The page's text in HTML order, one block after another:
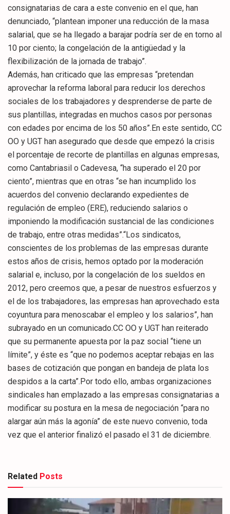
consignatarias de cara a este convenio en el que, han
denunciado, “plantean imponer una reducción de la masa
salarial, que se ha llegado a barajar podría ser de en torno al
10 por ciento; la congelación de la antigüedad y la
flexibilización de la jornada de trabajo”.
Además, han criticado que las empresas “pretendan
aprovechar la reforma laboral para reducir los derechos
sociales de los trabajadores y desprenderse de parte de
sus plantillas, integradas en muchos casos por personas
con edades por encima de los 50 años”.En este sentido, CC
OO y UGT han asegurado que desde que empezó la crisis
el porcentaje de recorte de plantillas en algunas empresas,
como Cantabriasil o Cadevesa, “ha superado el 20 por
ciento”, mientras que en otras “se han incumplido los
acuerdos del convenio declarando expedientes de
regulación de empleo (ERE), reduciendo salarios o
imponiendo la modificación sustancial de las condiciones
de trabajo, entre otras medidas”.“Los sindicatos,
conscientes de los problemas de las empresas durante
estos años de crisis, hemos optado por la moderación
salarial e, incluso, por la congelación de los sueldos en
2012, pero creemos que, a pesar de nuestros esfuerzos y
el de los trabajadores, las empresas han aprovechado esta
coyuntura para menoscabar el empleo y los salarios”, han
subrayado en un comunicado.CC OO y UGT han reiterado
que su permanente apuesta por la paz social “tiene un
límite”, y éste es “que no podemos aceptar rebajas en las
bases de cotización que pongan en bandeja de plata los
despidos a la carta”.Por todo ello, ambas organizaciones
sindicales han emplazado a las empresas consignatarias a
modificar su postura en la mesa de negociación “para no
alargar aún más la agonía” de este nuevo convenio, toda
vez que el anterior finalizó el pasado el 31 de diciembre.
Related Posts